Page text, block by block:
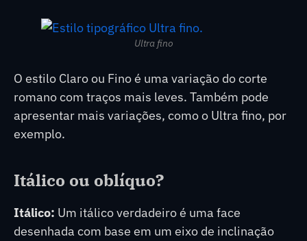
Ultra fino
O estilo Claro ou Fino é uma variação do corte
romano com traços mais leves. Também pode
apresentar mais variações, como o Ultra fino, por
exemplo.
Itálico ou oblíquo?
Itálico: Um itálico verdadeiro é uma face
desenhada com base em um eixo de inclinação